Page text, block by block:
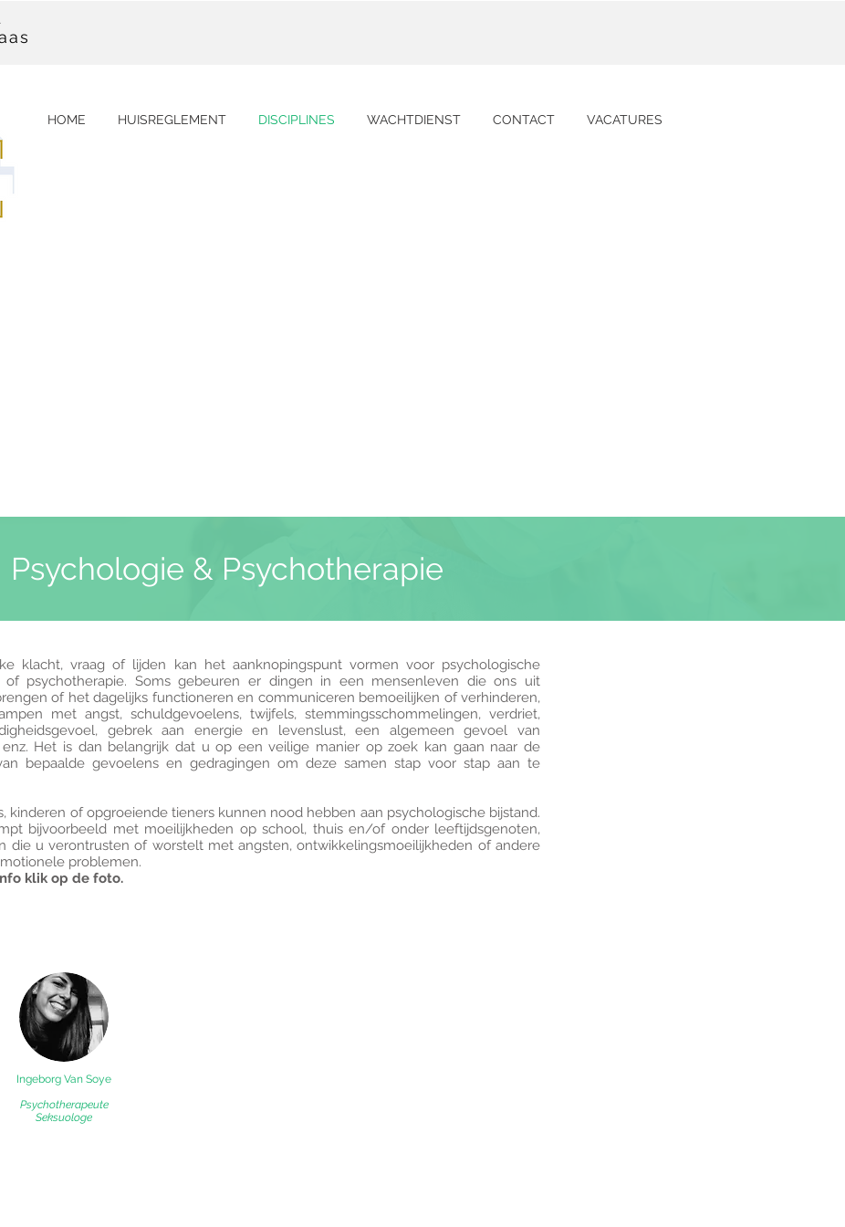
HOME HUISREGLEMENT DISCIPLINES WACHTDIENST CONTACT VACATURES
Psychologie & Psychotherapie
klacht, vraag of lijden kan het aanknopingspunt vormen voor psychologische
of psychotherapie. Soms gebeuren er dingen in een mensenleven die ons uit
of het dagelijks functioneren en communiceren bemoeilijken of verhinderen,
met angst, schuldgevoelens, twijfels, stemmingsschommelingen, verdriet,
gebrek aan energie en levenslust, een algemeen gevoel van
Het is dan belangrijk dat u op een veilige manier op zoek kan gaan naar de
bepaalde gevoelens en gedragingen om deze samen stap voor stap aan te
kinderen of opgroeiende tieners kunnen nood hebben aan psychologische bijstand.
bijvoorbeeld met moeilijkheden op school, thuis en/of onder leeftijdsgenoten,
die u verontrusten of worstelt met angsten, ontwikkelingsmoeilijkheden of andere
problemen.
klik op de foto.
Ingeborg Van Soye
Psychotherapeute
Seksuologe